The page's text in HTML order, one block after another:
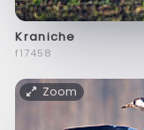
Kraniche
f17458
Zoom